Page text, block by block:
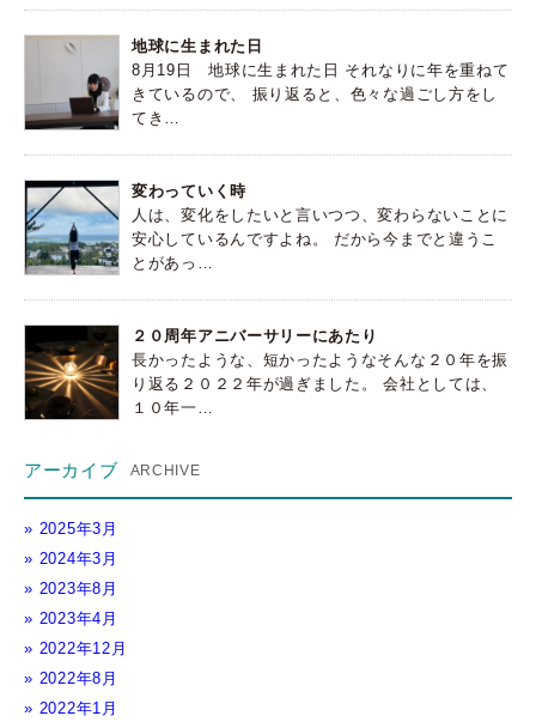
地球に生まれた日
8月19日 地球に生まれた日 それなりに年を重ねて
きているので、 振り返ると、色々な過ごし方をし
てき…
変わっていく時
人は、変化をしたいと言いつつ、変わらないことに
安心しているんですよね。 だから今までと違うこ
とがあっ…
２０周年アニバーサリーにあたり
長かったような、短かったようなそんな２０年を振
り返る２０２２年が過ぎました。 会社としては、
１０年一…
アーカイブ
2025年3月
2024年3月
2023年8月
2023年4月
2022年12月
2022年8月
2022年1月